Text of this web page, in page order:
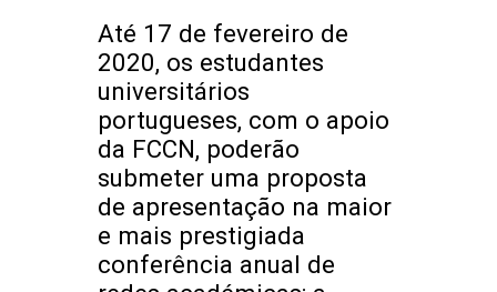
Até 17 de fevereiro de
2020, os estudantes
universitários
portugueses, com o apoio
da FCCN, poderão
submeter uma proposta
de apresentação na maior
e mais prestigiada
conferência anual de